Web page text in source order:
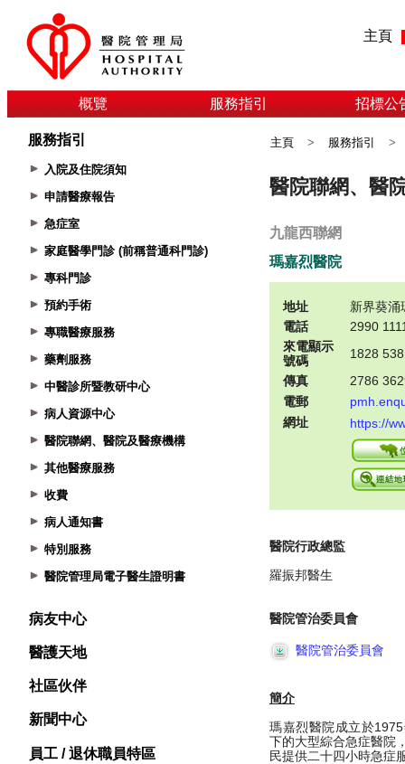
主頁
概覽 服務指引 招標公
服務指引
入院及住院須知
申請醫療報告
急症室
家庭醫學門診 (前稱普通科門診)
專科門診
預約手術
專職醫療服務
藥劑服務
中醫診所暨教研中心
病人資源中心
醫院聯網、醫院及醫療機構
其他醫療服務
收費
病人通知書
特別服務
醫院管理局電子醫生證明書
病友中心
醫護天地
社區伙伴
新聞中心
員工 / 退休職員特區
主頁 > 服務指引 >